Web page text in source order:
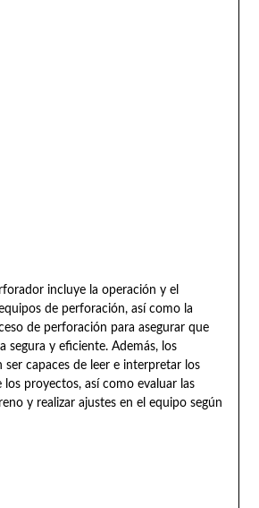
incluye la operación y el
de perforación, así como la
de perforación para asegurar que
segura y eficiente. Además, los
ser capaces de leer e interpretar los
los proyectos, así como evaluar las
y realizar ajustes en el equipo según